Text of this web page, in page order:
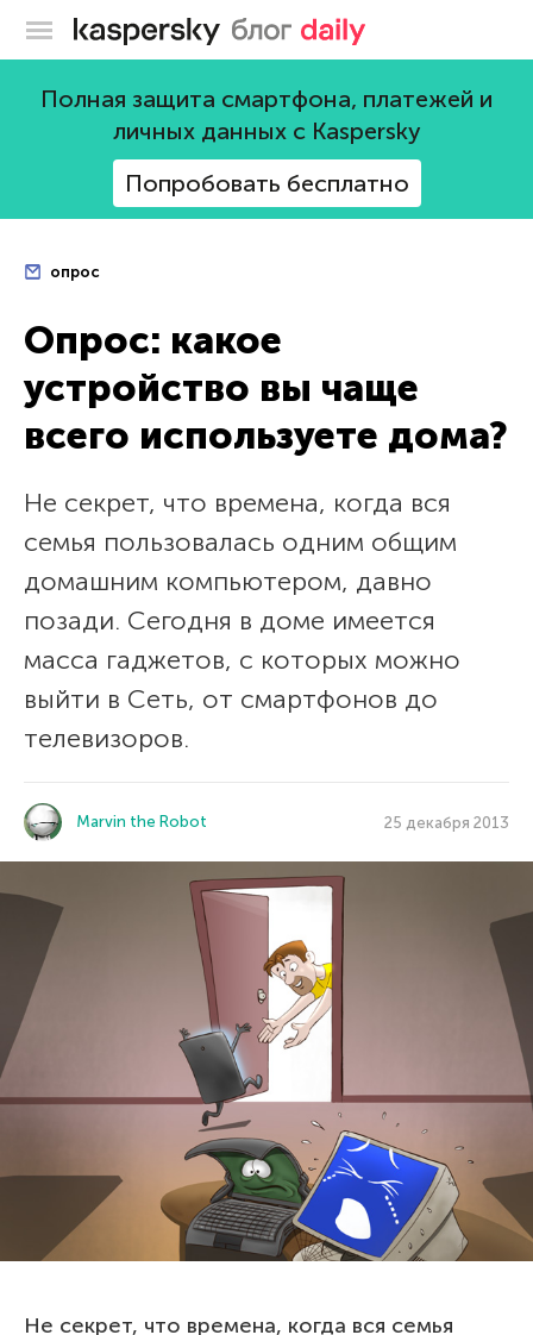
Блог Касперского
Полная защита смартфона, платежей и
личных данных с Kaspersky
Попробовать бесплатно
опрос
Опрос: какое
устройство вы чаще
всего используете дома?
Не секрет, что времена, когда вся
семья пользовалась одним общим
домашним компьютером, давно
позади. Сегодня в доме имеется
масса гаджетов, с которых можно
выйти в Сеть, от смартфонов до
телевизоров.
Marvin the Robot 25 декабря 2013
Не секрет, что времена, когда вся семья